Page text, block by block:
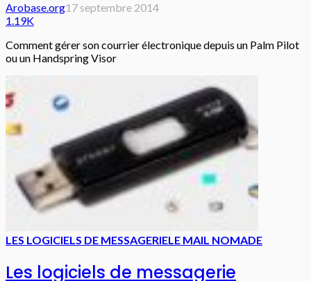
Arobase.org17 septembre 2014
1.19K
Comment gérer son courrier électronique depuis un Palm Pilot
ou un Handspring Visor
LES LOGICIELS DE MESSAGERIELE MAIL NOMADE
Les logiciels de messagerie